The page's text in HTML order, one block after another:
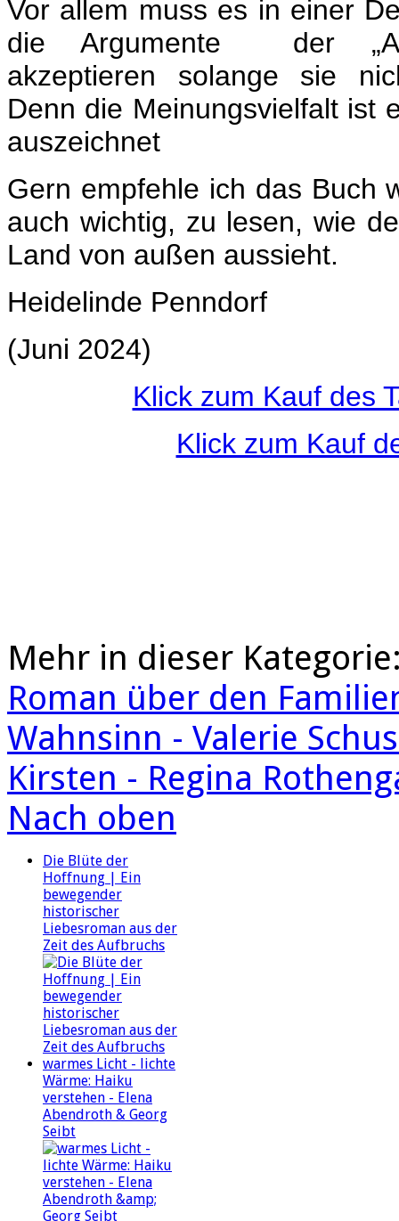
Vor allem muss es in einer
die Argumente der
akzeptieren solange sie
Denn die Meinungsvielfalt ist
auszeichnet
Gern empfehle ich das Buch
auch wichtig, zu lesen, wie
Land von außen aussieht.
Heidelinde Penndorf
(Juni 2024)
Klick zum Kauf des
Klick zum Kauf
Mehr in dieser
Roman über den
Wahnsinn - Valerie
Kirsten - Regina
Nach oben
Die Blüte der
Hoffnung | Ein
bewegender
historischer
Liebesroman aus der
Zeit des Aufbruchs
warmes Licht - lichte
Wärme: Haiku
verstehen - Elena
Abendroth & Georg
Seibt